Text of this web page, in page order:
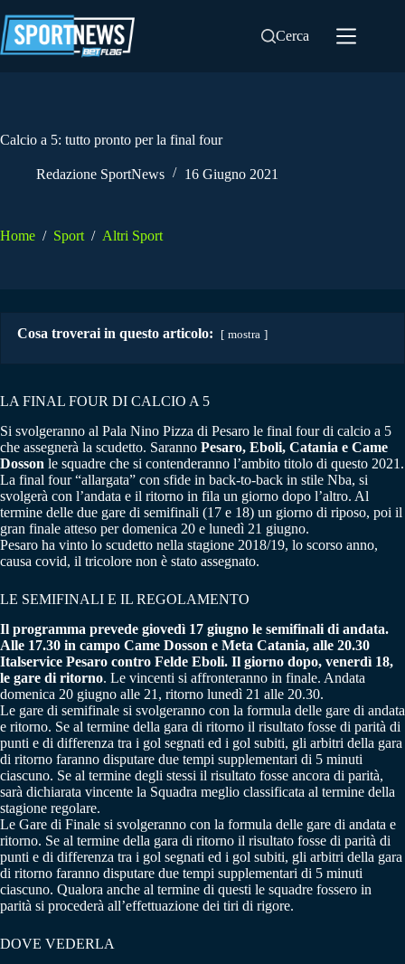
al
contenuto
Cerca
Calcio a 5: tutto pronto per la final four
Redazione SportNews 16 Giugno 2021
Home / Sport / Altri Sport
Cosa troverai in questo articolo: mostra
LA FINAL FOUR DI CALCIO A 5
Si svolgeranno al Pala Nino Pizza di Pesaro le final four di calcio a 5
che assegnerà la scudetto. Saranno Pesaro, Eboli, Catania e Came
Dosson le squadre che si contenderanno l’ambito titolo di questo 2021.
La final four “allargata” con sfide in back-to-back in stile Nba, si
svolgerà con l’andata e il ritorno in fila un giorno dopo l’altro. Al
termine delle due gare di semifinali (17 e 18) un giorno di riposo, poi il
gran finale atteso per domenica 20 e lunedì 21 giugno.
Pesaro ha vinto lo scudetto nella stagione 2018/19, lo scorso anno,
causa covid, il tricolore non è stato assegnato.
LE SEMIFINALI E IL REGOLAMENTO
Il programma prevede giovedì 17 giugno le semifinali di andata.
Alle 17.30 in campo Came Dosson e Meta Catania, alle 20.30
Italservice Pesaro contro Felde Eboli. Il giorno dopo, venerdì 18,
le gare di ritorno. Le vincenti si affronteranno in finale. Andata
domenica 20 giugno alle 21, ritorno lunedì 21 alle 20.30.
Le gare di semifinale si svolgeranno con la formula delle gare di andata
e ritorno. Se al termine della gara di ritorno il risultato fosse di parità di
punti e di differenza tra i gol segnati ed i gol subiti, gli arbitri della gara
di ritorno faranno disputare due tempi supplementari di 5 minuti
ciascuno. Se al termine degli stessi il risultato fosse ancora di parità,
sarà dichiarata vincente la Squadra meglio classificata al termine della
stagione regolare.
Le Gare di Finale si svolgeranno con la formula delle gare di andata e
ritorno. Se al termine della gara di ritorno il risultato fosse di parità di
punti e di differenza tra i gol segnati ed i gol subiti, gli arbitri della gara
di ritorno faranno disputare due tempi supplementari di 5 minuti
ciascuno. Qualora anche al termine di questi le squadre fossero in
parità si procederà all’effettuazione dei tiri di rigore.
DOVE VEDERLA